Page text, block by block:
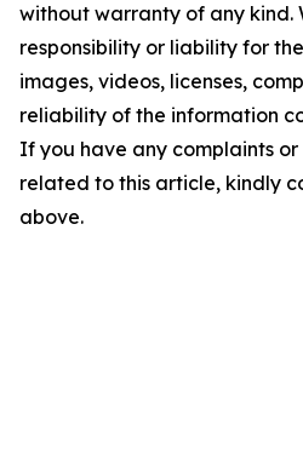
without warranty of any kind.
responsibility or liability for
images, videos, licenses,
reliability of the information
If you have any complaints or
related to this article, kindly
above.